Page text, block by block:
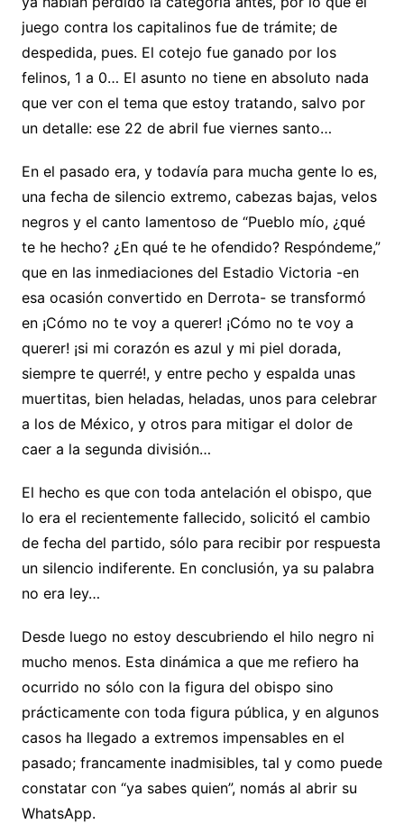
juego contra los capitalinos fue de trámite; de
despedida, pues. El cotejo fue ganado por los
felinos, 1 a 0… El asunto no tiene en absoluto nada
que ver con el tema que estoy tratando, salvo por
un detalle: ese 22 de abril fue viernes santo…
En el pasado era, y todavía para mucha gente lo es,
una fecha de silencio extremo, cabezas bajas, velos
negros y el canto lamentoso de “Pueblo mío, ¿qué
te he hecho? ¿En qué te he ofendido? Respóndeme,”
que en las inmediaciones del Estadio Victoria -en
esa ocasión convertido en Derrota- se transformó
en ¡Cómo no te voy a querer! ¡Cómo no te voy a
querer! ¡si mi corazón es azul y mi piel dorada,
siempre te querré!, y entre pecho y espalda unas
muertitas, bien heladas, heladas, unos para celebrar
a los de México, y otros para mitigar el dolor de
caer a la segunda división…
El hecho es que con toda antelación el obispo, que
lo era el recientemente fallecido, solicitó el cambio
de fecha del partido, sólo para recibir por respuesta
un silencio indiferente. En conclusión, ya su palabra
no era ley…
Desde luego no estoy descubriendo el hilo negro ni
mucho menos. Esta dinámica a que me refiero ha
ocurrido no sólo con la figura del obispo sino
prácticamente con toda figura pública, y en algunos
casos ha llegado a extremos impensables en el
pasado; francamente inadmisibles, tal y como puede
constatar con “ya sabes quien”, nomás al abrir su
WhatsApp.